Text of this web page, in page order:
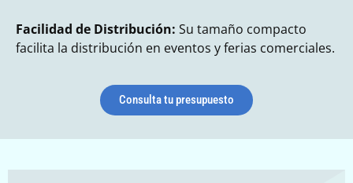
Facilidad de Distribución: Su tamaño compacto
facilita la distribución en eventos y ferias comerciales.
Consulta tu presupuesto